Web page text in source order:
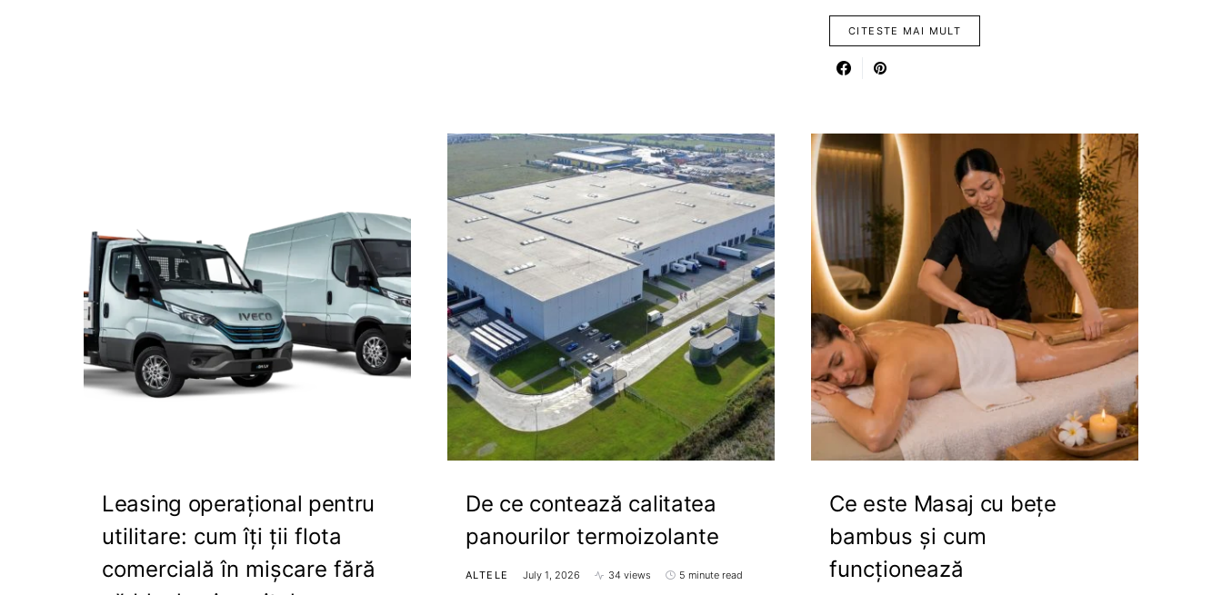
CITESTE MAI MULT
Leasing operațional pentru
utilitare: cum îți ții flota
comercială în mișcare fără
De ce contează calitatea
panourilor termoizolante
ALTELE July 1, 2026 34 views 5 minute read
Ce este Masaj cu bețe
bambus și cum
funcționează